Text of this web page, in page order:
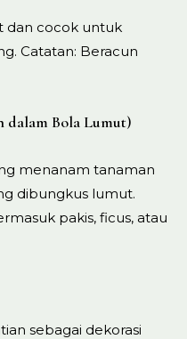
dan cocok untuk
Catatan: Beracun
dalam Bola Lumut)
menanam tanaman
dibungkus lumut.
pakis, ficus, atau
sebagai dekorasi